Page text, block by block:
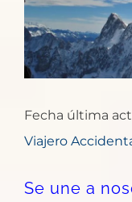
Fecha última
Viajero
Se une a